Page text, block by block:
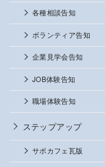
各種相談告知
ボランティア告知
企業見学会告知
JOB体験告知
職場体験告知
ステップアップ
サポカフェ瓦版